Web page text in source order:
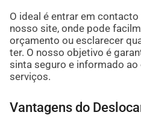
O ideal é entrar em
nosso site, onde pode
orçamento ou esclarecer
ter. O nosso objetivo é
sinta seguro e informado
serviços.
Vantagens do